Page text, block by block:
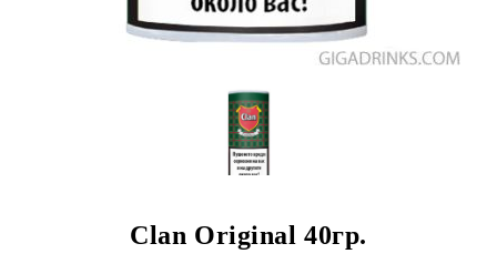
Clan Original 40гр.